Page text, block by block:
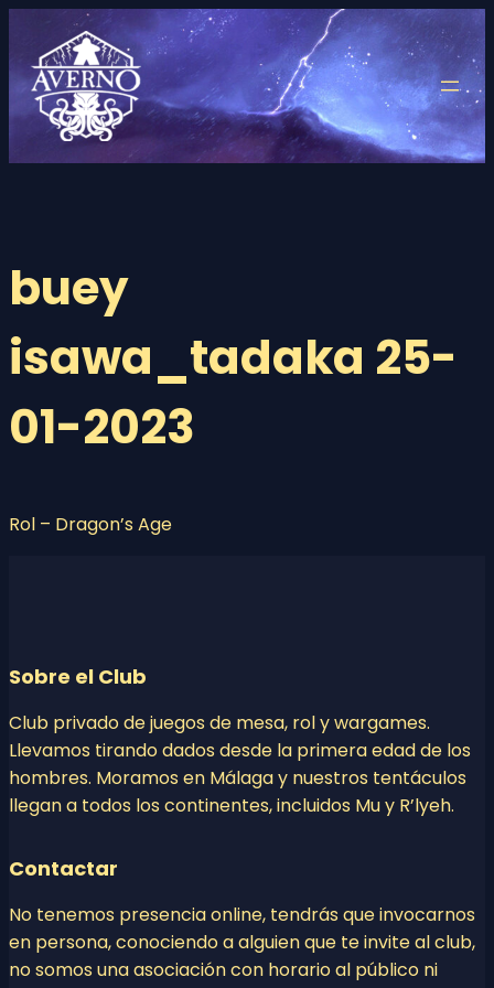
contenido
buey
isawa_tadaka 25-
01-2023
Rol – Dragon’s Age
Sobre el Club
Club privado de juegos de mesa, rol y wargames.
Llevamos tirando dados desde la primera edad de los
hombres. Moramos en Málaga y nuestros tentáculos
llegan a todos los continentes, incluidos Mu y R’lyeh.
Contactar
No tenemos presencia online, tendrás que invocarnos
en persona, conociendo a alguien que te invite al club,
no somos una asociación con horario al público ni